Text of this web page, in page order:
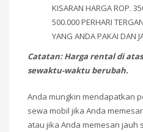
KISARAN HARGA ROP.
500.000 PERHARI
YANG ANDA PAKAI DAN
Catatan: Harga rental di
sewaktu-waktu berubah.
Anda mungkin mendapatkan
sewa mobil jika Anda
atau jika Anda memesan jauh